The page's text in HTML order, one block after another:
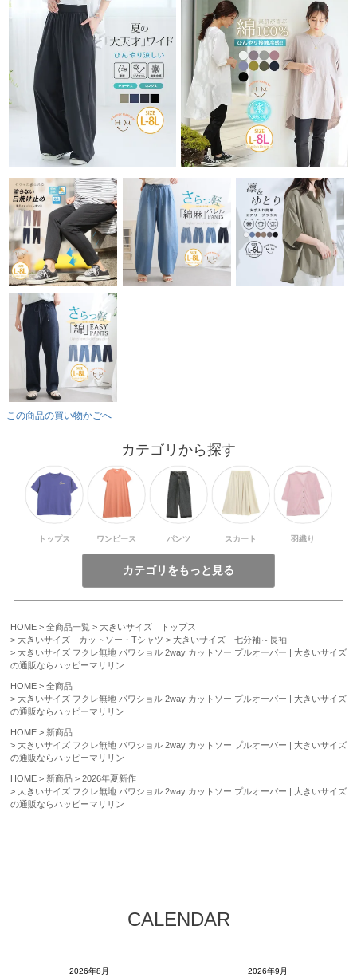
この商品の買い物かごへ
カテゴリから探す
トップス ワンピース パンツ スカート 羽織り
HOME 全商品一覧
大きいサイズ トップス
大きいサイズ カットソー・Tシャツ
大きいサイズ 七分袖～長袖
大きいサイズ フクレ無地 パワショル 2way カットソー プルオーバー | 大きいサイズ
の通販ならハッピーマリリン
HOME
全商品
大きいサイズ フクレ無地 パワショル 2way カットソー プルオーバー | 大きいサイズ
の通販ならハッピーマリリン
HOME
新商品
大きいサイズ フクレ無地 パワショル 2way カットソー プルオーバー | 大きいサイズ
の通販ならハッピーマリリン
HOME 新商品
2026年夏新作
大きいサイズ フクレ無地 パワショル 2way カットソー プルオーバー | 大きいサイズ
の通販ならハッピーマリリン
CALENDAR
2026年8月
2026年9月